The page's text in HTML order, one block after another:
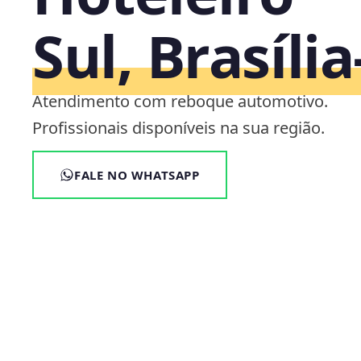
Sul,
Atendimento com reboque automotivo.
Profissionais disponíveis na sua região.
FALE NO WHATSAPP